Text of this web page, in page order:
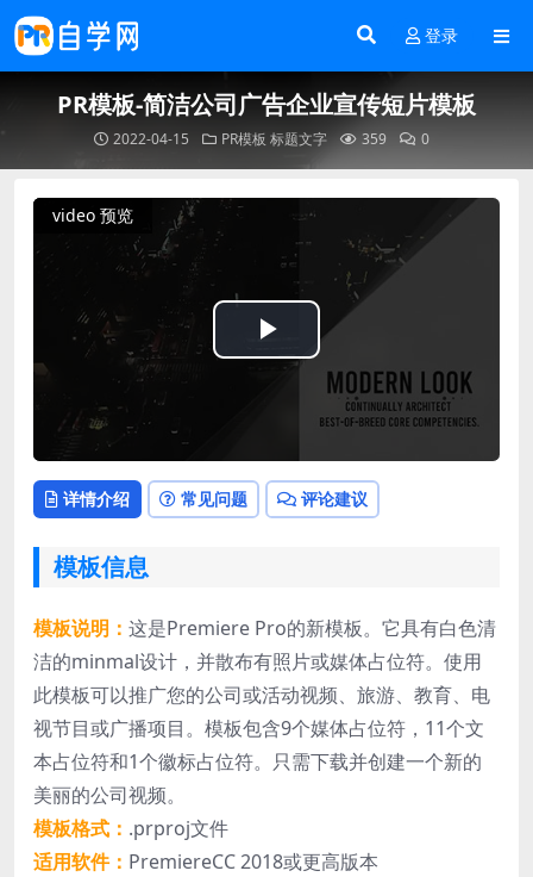
登录
PR模板-简洁公司广告企业宣传短片模板
2022-04-15 PR模板 标题文字 359 0
video 预览
Play
Video
详情介绍 常见问题 评论建议
模板信息
模板说明： 这是Premiere Pro的新模板。它具有白色清
洁的minmal设计，并散布有照片或媒体占位符。使用
此模板可以推广您的公司或活动视频、旅游、教育、电
视节目或广播项目。模板包含9个媒体占位符，11个文
本占位符和1个徽标占位符。只需下载并创建一个新的
美丽的公司视频。
模板格式： .prproj文件
适用软件： PremiereCC 2018或更高版本